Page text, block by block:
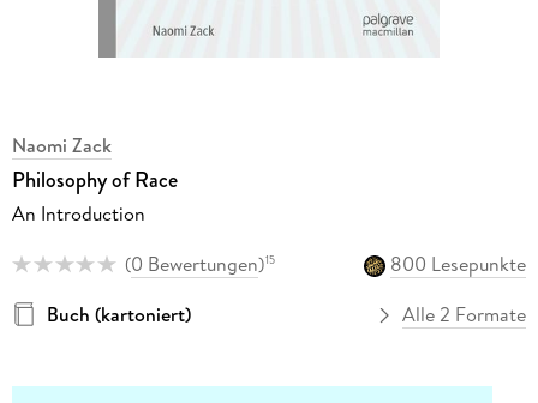
Naomi Zack
Philosophy of Race
An Introduction
(0 Bewertungen)15
800 Lesepunkte
Buch (kartoniert)
Alle 2 Formate